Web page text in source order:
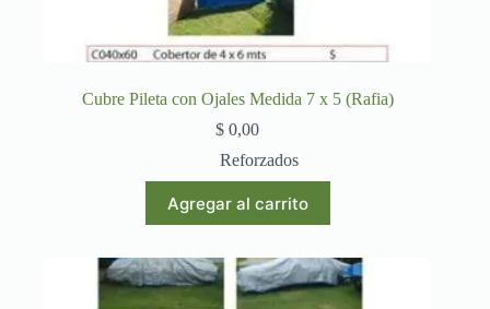
Cubre Pileta con Ojales Medida 7 x 5 (Rafia)
$ 0,00
Reforzados
Agregar al carrito